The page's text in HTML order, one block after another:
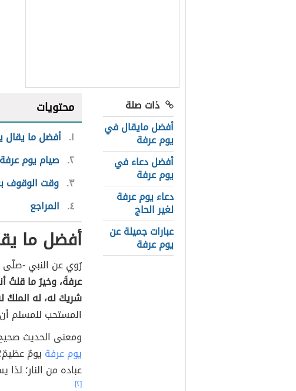
ذات صلة
أفضل مايقال في
يوم عرفة
أفضل دعاء في
يوم عرفة
دعاء يوم عرفة
لغير الحاج
عبارات جميلة عن
يوم عرفة
محتويات
١ أفضل ما يقال
٢ صيام يوم عرفة
٣ وقت الوقوف
٤ المراجع
أفضل ما
رُوي عن النبي -صلّى
عرفةَ، وخيرُ ما قلتُ
شريكَ له، له
المستحب للمسلم
ومعنى الحديث
يوم عرفة يومٌ
عباده من النار؛ لذا
[٢]